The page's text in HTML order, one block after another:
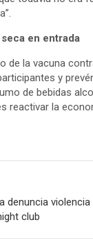
en entrada
de la vacuna
y
de bebidas
reactivar la
denuncia
club